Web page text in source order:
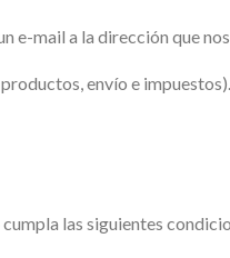
e-mail a la dirección que
envío e
las siguientes